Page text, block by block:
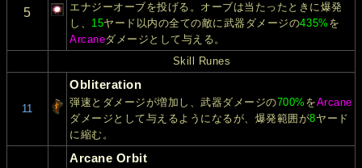
5
エナジーオーブを投げる。オーブは当たったときに爆発
し、 15ヤード以内の全ての敵に武器ダメージの435% を
Arcaneダメージとして与える。
Skill Runes
11
Obliteration
弾速とダメージが増加し、武器ダメージの700% をArcane
ダメージとして与えるようになるが、爆発範囲が8ヤード
に縮む。
Arcane Orbit